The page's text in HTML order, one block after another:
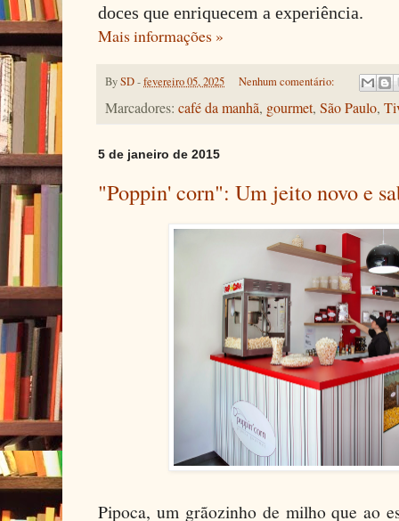
doces que enriquecem a experiência.
Mais informações »
BySD-fevereiro 05, 2025 Nenhum comentário:
Marcadores: café da manhã, gourmet, São Paulo,
5 de janeiro de 2015
"Poppin' corn": Um jeito novo e
Pipoca, um grãozinho de milho que ao